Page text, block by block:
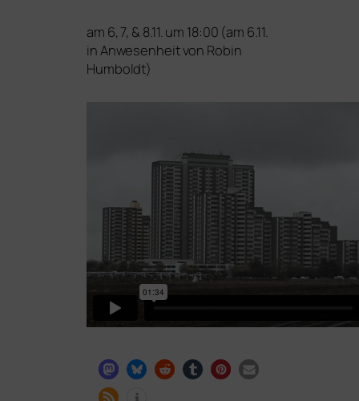
am 6, 7, & 8.11. um 18:00 (am 6.11.
in Anwesenheit von Robin
Humboldt)